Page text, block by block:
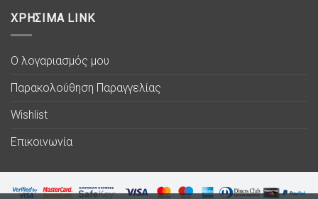
ΧΡΗΣΙΜΑ LINK
Ο λογαριασμός μου
Παρακολούθηση Παραγγελίας
Wishlist
Επικοινωνία